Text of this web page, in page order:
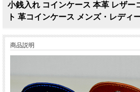
小銭入れ コインケース 本革 レザー
ト 革コインケース メンズ・レディ
商品説明